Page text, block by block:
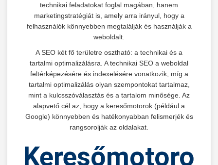
technikai feladatokat foglal magában, hanem
marketingstratégiát is, amely arra irányul, hogy a
felhasználók könnyebben megtalálják és használják a
weboldalt.
A SEO két fő területre osztható: a technikai és a
tartalmi optimalizálásra. A technikai SEO a weboldal
feltérképezésére és indexelésére vonatkozik, míg a
tartalmi optimalizálás olyan szempontokat tartalmaz,
mint a kulcsszóválasztás és a tartalom minősége. Az
alapvető cél az, hogy a keresőmotorok (például a
Google) könnyebben és hatékonyabban felismerjék és
rangsorolják az oldalakat.
Keresőmotorok